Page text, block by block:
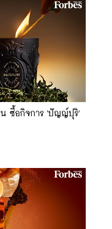
ซื้อกิจการ 'ปัญญ์ปุริ'